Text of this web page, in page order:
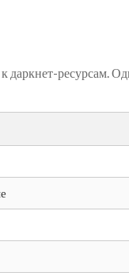
ресурсам.